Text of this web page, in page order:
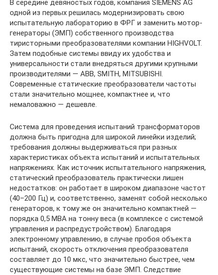
В середине девяностых годов, компания SIEMENS AG
одной из первых решилась модернизировать свою
испытательную лабораторию в ФРГ и заменить мотор-
генераторы (ЭМП) собственного производства
тиристорными преобразователями компании HIGHVOLT.
Затем подобные системы ввиду их удобства и
универсальности стали внедряться другими крупными
производителями — ABB, SMITH, MITSUBISHI.
Современные статические преобразователи частоты
стали значительно мощнее, компактнее и, что
немаловажно — дешевле.
Система для проведения испытаний трансформаторов
должна быть пригодна для широкой линейки изделий;
требования должны выдерживаться при разных
характеристиках объекта испытаний и испытательных
напряжениях. Как источник испытательного напряжения,
статический преобразователь практически лишен
недостатков: он работает в широком диапазоне частот
(40–200 Гц) и, соответственно, заменят собой несколько
генераторов, к тому же он значительно компактней —
порядка 0,5 МВА на тонну веса (в комплексе с системой
управления и распредустройством). Благодаря
электронному управлению, в случае пробоя объекта
испытаний, скорость отключения преобразователя
составляет до 10 мкс, что значительно быстрее, чем
существующие системы на базе ЭМП. Следствие